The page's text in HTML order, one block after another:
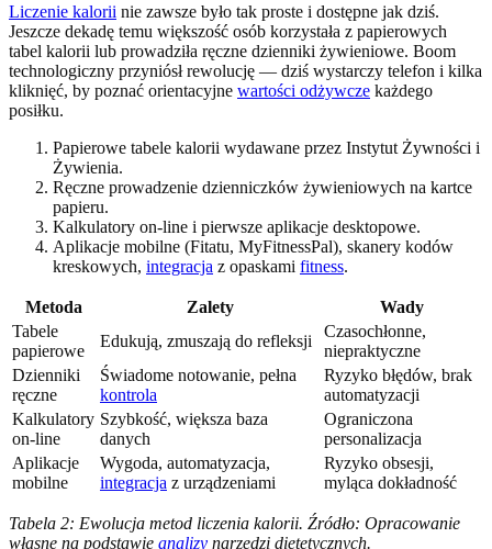
Liczenie kalorii nie zawsze było tak proste i dostępne jak dziś.
Jeszcze dekadę temu większość osób korzystała z papierowych
tabel kalorii lub prowadziła ręczne dzienniki żywieniowe. Boom
technologiczny przyniósł rewolucję — dziś wystarczy telefon i kilka
kliknięć, by poznać orientacyjne wartości odżywcze każdego
posiłku.
Papierowe tabele kalorii wydawane przez Instytut Żywności i
Żywienia.
Ręczne prowadzenie dzienniczków żywieniowych na kartce
papieru.
Kalkulatory on-line i pierwsze aplikacje desktopowe.
Aplikacje mobilne (Fitatu, MyFitnessPal), skanery kodów
kreskowych, integracja z opaskami fitness.
Metoda Zalety
Wady
Tabele
papierowe
Edukują, zmuszają do refleksji
Czasochłonne,
niepraktyczne
Dzienniki
ręczne
Świadome notowanie, pełna
kontrola
Ryzyko błędów, brak
automatyzacji
Kalkulatory
on-line
Szybkość, większa baza
danych
Ograniczona
personalizacja
Aplikacje
mobilne
Wygoda, automatyzacja,
integracja z urządzeniami
Ryzyko obsesji,
myląca dokładność
Tabela 2: Ewolucja metod liczenia kalorii. Źródło: Opracowanie
własne na podstawie analizy narzędzi dietetycznych.